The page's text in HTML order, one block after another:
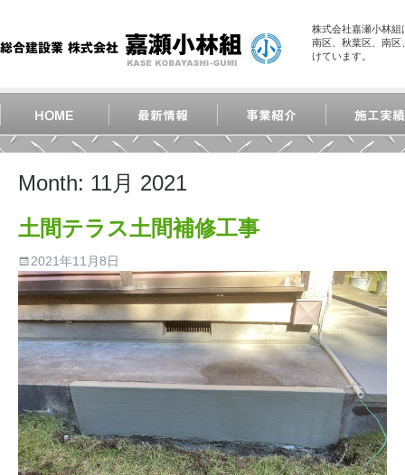
株式会社嘉瀬小林組
南区、秋葉区、南区
けています。
Month: 11月 2021
土間テラス土間補修工事
2021年11月8日